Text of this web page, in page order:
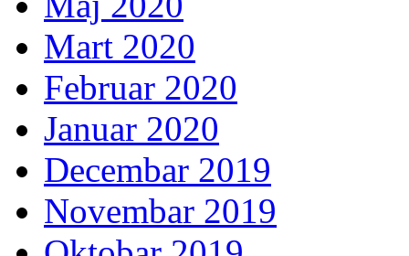
Mart 2020
Februar 2020
Januar 2020
Decembar 2019
Novembar 2019